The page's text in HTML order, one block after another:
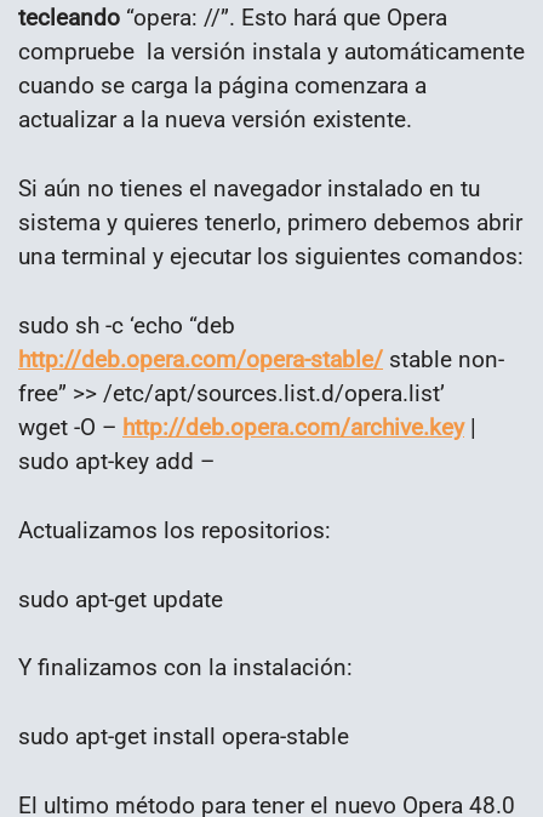
tecleando “opera: //”. Esto hará que Opera
compruebe la versión instala y automáticamente
cuando se carga la página comenzara a
actualizar a la nueva versión existente.
Si aún no tienes el navegador instalado en tu
sistema y quieres tenerlo, primero debemos abrir
una terminal y ejecutar los siguientes comandos:
sudo sh -c ‘echo “deb
http://deb.opera.com/opera-stable/ stable non-
free” >> /etc/apt/sources.list.d/opera.list’
wget -O – http://deb.opera.com/archive.key|
sudo apt-key add –
Actualizamos los repositorios:
sudo apt-get update
Y finalizamos con la instalación:
sudo apt-get install opera-stable
El ultimo método para tener el nuevo Opera 48.0